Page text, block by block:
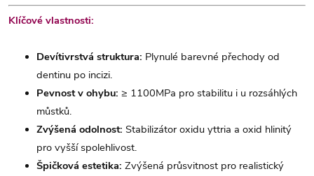
Klíčové vlastnosti:
Devítivrstvá struktura: Plynulé barevné přechody od
dentinu po incizi.
Pevnost v ohybu: ≥ 1100MPa pro stabilitu i u rozsáhlých
můstků.
Zvýšená odolnost: Stabilizátor oxidu yttria a oxid hlinitý
pro vyšší spolehlivost.
Špičková estetika: Zvýšená průsvitnost pro realistický